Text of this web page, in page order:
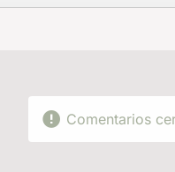
FACEBOOK
TWITTERFLIPBOARD
E-
Comentarios